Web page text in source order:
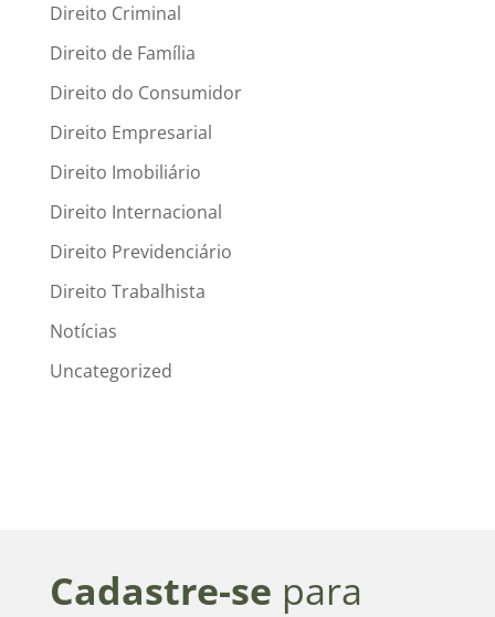
Direito Criminal
Direito de Família
Direito do Consumidor
Direito Empresarial
Direito Imobiliário
Direito Internacional
Direito Previdenciário
Direito Trabalhista
Notícias
Uncategorized
Cadastre-se para